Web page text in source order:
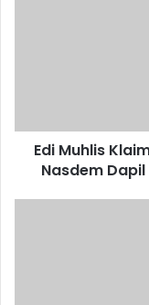
Edi Muhlis
Nasdem